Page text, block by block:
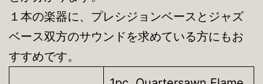
１本の楽器に、プレシジョンベースとジャズ
ベース双方のサウンドを求めている方にもお
すすめです。